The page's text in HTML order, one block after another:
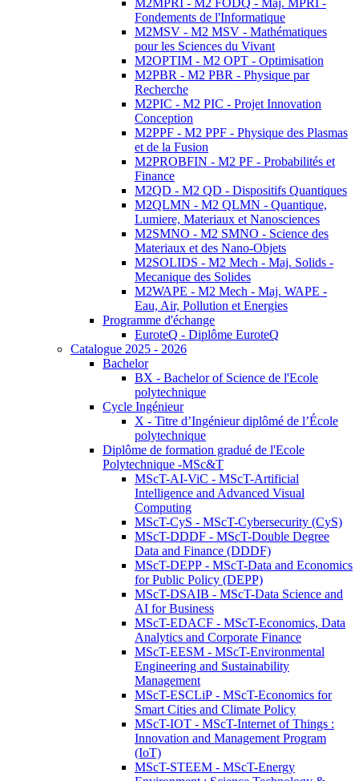
M2MPRI - M2 FODQ - Maj. MPRI -
Fondements de l'Informatique
M2MSV - M2 MSV - Mathématiques
pour les Sciences du Vivant
M2OPTIM - M2 OPT - Optimisation
M2PBR - M2 PBR - Physique par
Recherche
M2PIC - M2 PIC - Projet Innovation
Conception
M2PPF - M2 PPF - Physique des Plasmas
et de la Fusion
M2PROBFIN - M2 PF - Probabilités et
Finance
M2QD - M2 QD - Dispositifs Quantiques
M2QLMN - M2 QLMN - Quantique,
Lumiere, Materiaux et Nanosciences
M2SMNO - M2 SMNO - Science des
Materiaux et des Nano-Objets
M2SOLIDS - M2 Mech - Maj. Solids -
Mecanique des Solides
M2WAPE - M2 Mech - Maj. WAPE -
Eau, Air, Pollution et Energies
Programme d'échange
EuroteQ - Diplôme EuroteQ
Catalogue 2025 - 2026
Bachelor
BX - Bachelor of Science de l'Ecole
polytechnique
Cycle Ingénieur
X - Titre d’Ingénieur diplômé de l’École
polytechnique
Diplôme de formation gradué de l'Ecole
Polytechnique -MSc&T
MScT-AI-ViC - MScT-Artificial
Intelligence and Advanced Visual
Computing
MScT-CyS - MScT-Cybersecurity (CyS)
MScT-DDDF - MScT-Double Degree
Data and Finance (DDDF)
MScT-DEPP - MScT-Data and Economics
for Public Policy (DEPP)
MScT-DSAIB - MScT-Data Science and
AI for Business
MScT-EDACF - MScT-Economics, Data
Analytics and Corporate Finance
MScT-EESM - MScT-Environmental
Engineering and Sustainability
Management
MScT-ESCLiP - MScT-Economics for
Smart Cities and Climate Policy
MScT-IOT - MScT-Internet of Things :
Innovation and Management Program
(IoT)
MScT-STEEM - MScT-Energy